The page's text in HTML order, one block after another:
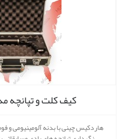
کیف کلت و تپانچه
هاردکیس چینی با بدنه آلومینیومی و